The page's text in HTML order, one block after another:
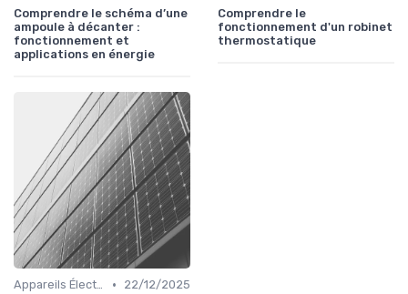
Comprendre le schéma d’une
ampoule à décanter :
fonctionnement et
applications en énergie
Comprendre le
fonctionnement d'un robinet
thermostatique
Appareils Électroménagers Éco-énergétiques •
22/12/2025